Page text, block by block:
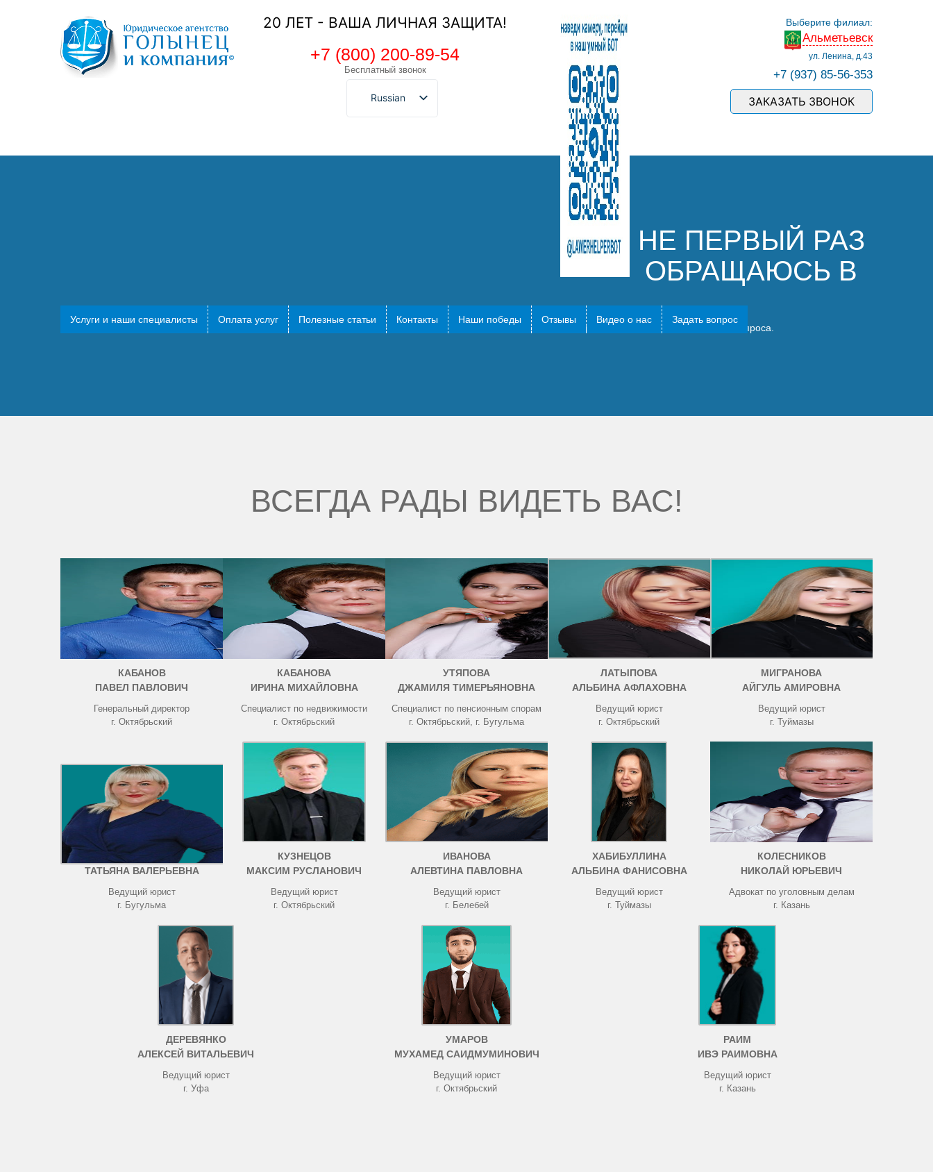
20 ЛЕТ - ВАША ЛИЧНАЯ ЗАЩИТА!
+7 (800) 200-89-54
Бесплатный звонок
Russian
Выберите филиал:
Альметьевск
ул. Ленина, д.43
+7 (937) 85-56-353
ЗАКАЗАТЬ ЗВОНОК
Услуги и наши специалисты Оплата услуг Полезные статьи Контакты Наши победы Отзывы Видео о нас Задать вопрос
НЕ ПЕРВЫЙ РАЗ
ОБРАЩАЮСЬ В
Не первый раз обращаюсь в ваше агентство. А именно к Фариде Фаритовне. Безумно благодарна за оказанную мне помощь. И решение личного вопроса.
ВСЕГДА РАДЫ ВИДЕТЬ ВАС!
КАБАНОВ
ПАВЕЛ ПАВЛОВИЧ
Генеральный директор
г. Октябрьский
КАБАНОВА
ИРИНА МИХАЙЛОВНА
Специалист по недвижимости
г. Октябрьский
УТЯПОВА
ДЖАМИЛЯ ТИМЕРЬЯНОВНА
Специалист по пенсионным спорам
г. Октябрьский, г. Бугульма
ЛАТЫПОВА
АЛЬБИНА АФЛАХОВНА
Ведущий юрист
г. Октябрьский
МИГРАНОВА
АЙГУЛЬ АМИРОВНА
Ведущий юрист
г. Туймазы
ЧИСТОВА
ТАТЬЯНА ВАЛЕРЬЕВНА
Ведущий юрист
г. Бугульма
КУЗНЕЦОВ
МАКСИМ РУСЛАНОВИЧ
Ведущий юрист
г. Октябрьский
ИВАНОВА
АЛЕВТИНА ПАВЛОВНА
Ведущий юрист
г. Белебей
ХАБИБУЛЛИНА
АЛЬБИНА ФАНИСОВНА
Ведущий юрист
г. Туймазы
КОЛЕСНИКОВ
НИКОЛАЙ ЮРЬЕВИЧ
Адвокат по уголовным делам
г. Казань
ДЕРЕВЯНКО
АЛЕКСЕЙ ВИТАЛЬЕВИЧ
Ведущий юрист
г. Уфа
УМАРОВ
МУХАМЕД САИДМУМИНОВИЧ
Ведущий юрист
г. Октябрьский
РАИМ
ИВЭ РАИМОВНА
Ведущий юрист
г. Казань